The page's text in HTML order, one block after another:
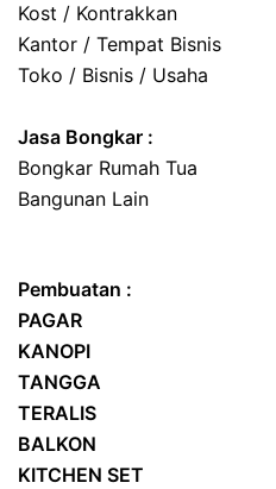
Kost / Kontrakkan
Kantor / Tempat Bisnis
Toko / Bisnis / Usaha
Jasa Bongkar :
Bongkar Rumah Tua
Bangunan Lain
Pembuatan :
PAGAR
KANOPI
TANGGA
TERALIS
BALKON
KITCHEN SET